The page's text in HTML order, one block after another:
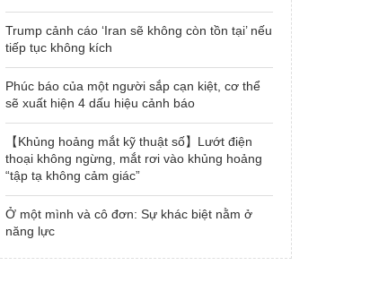
Trump cảnh cáo ‘Iran sẽ không còn tồn tại’ nếu
tiếp tục không kích
Phúc báo của một người sắp cạn kiệt, cơ thể
sẽ xuất hiện 4 dấu hiệu cảnh báo
【Khủng hoảng mắt kỹ thuật số】Lướt điện
thoại không ngừng, mắt rơi vào khủng hoảng
“tập tạ không cảm giác”
Ở một mình và cô đơn: Sự khác biệt nằm ở
năng lực